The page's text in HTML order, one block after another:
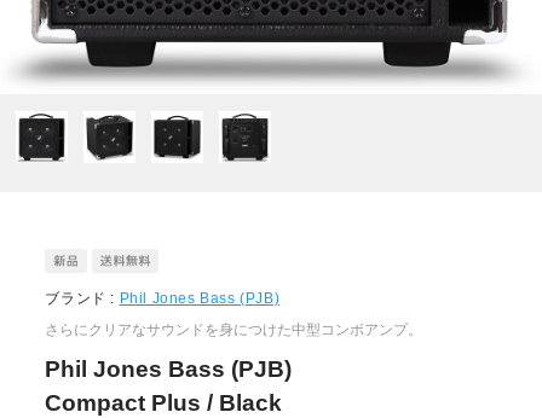
ブランド : Phil Jones Bass (PJB)
さらにクリアなサウンドを身につけた中型コンボアンプ。
Phil Jones Bass (PJB)
Compact Plus / Black